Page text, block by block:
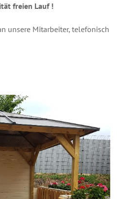
freien Lauf !
unsere Mitarbeiter, telefonisch